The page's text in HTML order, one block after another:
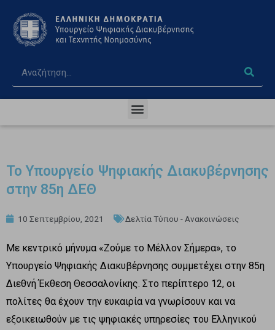
Το Υπουργείο Ψηφιακής Διακυβέρνησης
στην 85η ΔΕΘ
10 Σεπτεμβρίου, 2021 Δελτία Τύπου - Ανακοινώσεις
Με κεντρικό μήνυμα «Ζούμε το Μέλλον Σήμερα», το
Υπουργείο Ψηφιακής Διακυβέρνησης συμμετέχει στην 85η
Διεθνή Έκθεση Θεσσαλονίκης. Στο περίπτερο 12, οι
πολίτες θα έχουν την ευκαιρία να γνωρίσουν και να
εξοικειωθούν με τις ψηφιακές υπηρεσίες του Ελληνικού